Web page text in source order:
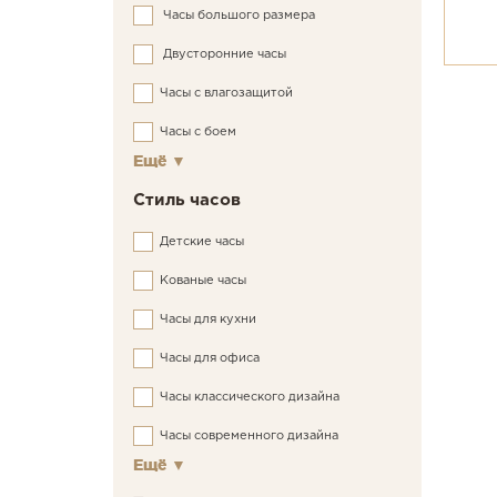
Часы большого размера
Двусторонние часы
Часы c влагозащитой
Часы с боем
Ещё ▼
Стиль часов
Детские часы
Кованые часы
Часы для кухни
Часы для офиса
Часы классического дизайна
Часы современного дизайна
Ещё ▼